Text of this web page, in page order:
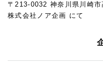
〒213-0032 神奈川県川崎
株式会社ノア企画 にて